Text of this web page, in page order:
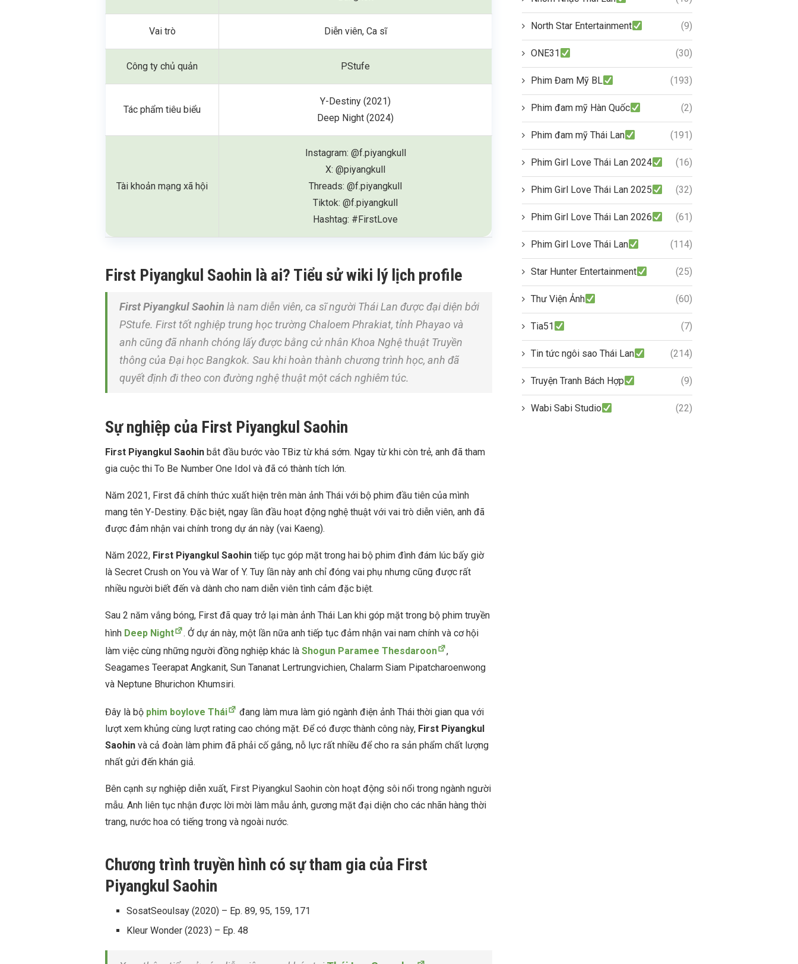
Vai trò Diễn viên, Ca sĩ
Công ty chủ quản PStufe
Tác phẩm tiêu biểu
Y-Destiny (2021)
Deep Night (2024)
Tài khoản mạng xã hội
Instagram: @f.piyangkull
X: @piyangkull
Threads: @f.piyangkull
Tiktok: @f.piyangkull
Hashtag: #FirstLove
First Piyangkul Saohin là ai? Tiểu sử wiki lý lịch profile
First Piyangkul Saohin là nam diễn viên, ca sĩ người Thái Lan được đại diện bởi
PStufe. First tốt nghiệp trung học trường Chaloem Phrakiat, tỉnh Phayao và
anh cũng đã nhanh chóng lấy được bằng cử nhân Khoa Nghệ thuật Truyền
thông của Đại học Bangkok. Sau khi hoàn thành chương trình học, anh đã
quyết định đi theo con đường nghệ thuật một cách nghiêm túc.
Sự nghiệp của First Piyangkul Saohin
First Piyangkul Saohin bắt đầu bước vào TBiz từ khá sớm. Ngay từ khi còn trẻ, anh đã tham
gia cuộc thi To Be Number One Idol và đã có thành tích lớn.
Năm 2021, First đã chính thức xuất hiện trên màn ảnh Thái với bộ phim đầu tiên của mình
mang tên Y-Destiny. Đặc biệt, ngay lần đầu hoạt động nghệ thuật với vai trò diễn viên, anh đã
được đảm nhận vai chính trong dự án này (vai Kaeng).
Năm 2022, First Piyangkul Saohin tiếp tục góp mặt trong hai bộ phim đình đám lúc bấy giờ
là Secret Crush on You và War of Y. Tuy lần này anh chỉ đóng vai phụ nhưng cũng được rất
nhiều người biết đến và dành cho nam diễn viên tình cảm đặc biệt.
Sau 2 năm vắng bóng, First đã quay trở lại màn ảnh Thái Lan khi góp mặt trong bộ phim truyền
hình Deep Night
. Ở dự án này, một lần nữa anh tiếp tục đảm nhận vai nam chính và cơ hội
làm việc cùng những người đồng nghiệp khác là Shogun Paramee Thesdaroon
,
Seagames Teerapat Angkanit, Sun Tananat Lertrungvichien, Chalarm Siam Pipatcharoenwong
và Neptune Bhurichon Khumsiri.
Đây là bộ phim boylove Thái
đang làm mưa làm gió ngành điện ảnh Thái thời gian qua với
lượt xem khủng cùng lượt rating cao chóng mặt. Để có được thành công này, First Piyangkul
Saohin và cả đoàn làm phim đã phải cố gắng, nỗ lực rất nhiều để cho ra sản phẩm chất lượng
nhất gửi đến khán giả.
Bên cạnh sự nghiệp diễn xuất, First Piyangkul Saohin còn hoạt động sôi nổi trong ngành người
mẫu. Anh liên tục nhận được lời mời làm mẫu ảnh, gương mặt đại diện cho các nhãn hàng thời
trang, nước hoa có tiếng trong và ngoài nước.
Chương trình truyền hình có sự tham gia của First
Piyangkul Saohin
SosatSeoulsay (2020) – Ep. 89, 95, 159, 171
Kleur Wonder (2023) – Ep. 48
North Star Entertainment (9)
ONE31 (30)
Phim Đam Mỹ BL (193)
Phim đam mỹ Hàn Quốc (2)
Phim đam mỹ Thái Lan (191)
Phim Girl Love Thái Lan 2024 (16)
Phim Girl Love Thái Lan 2025 (32)
Phim Girl Love Thái Lan 2026 (61)
Phim Girl Love Thái Lan (114)
Star Hunter Entertainment (25)
Thư Viện Ảnh (60)
Tia51 (7)
Tin tức ngôi sao Thái Lan (214)
Truyện Tranh Bách Hợp (9)
Wabi Sabi Studio (22)